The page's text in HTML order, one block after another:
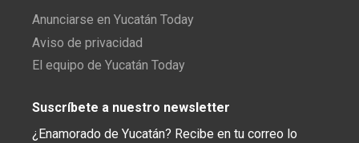
Anunciarse en Yucatán Today
Aviso de privacidad
El equipo de Yucatán Today
Suscríbete a nuestro newsletter
¿Enamorado de Yucatán? Recibe en tu correo lo